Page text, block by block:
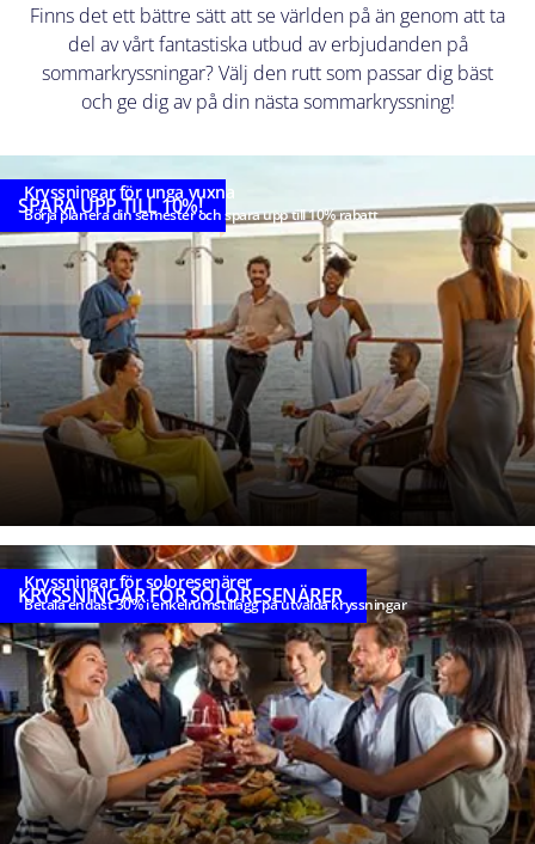
Finns det ett bättre sätt att se världen på än genom att ta
del av vårt fantastiska utbud av erbjudanden på
sommarkryssningar? Välj den rutt som passar dig bäst
och ge dig av på din nästa sommarkryssning!
SPARA UPP TILL 10%!
Kryssningar för unga vuxna
Börja planera din semester och spara upp till 10% rabatt
KRYSSNINGAR FÖR SOLORESENÄRER
Kryssningar för soloresenärer
Betala endast 30% i enkelrumstillägg på utvalda kryssningar